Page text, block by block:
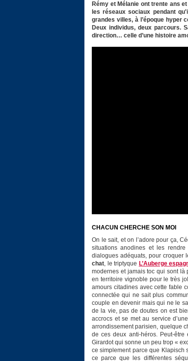
Rémy et Mélanie ont trente ans
les réseaux sociaux pendant
grandes villes, à l’époque hyper
Deux individus, deux parcours.
direction… celle d’une histoire
CHACUN CHERCHE SON MOI
On le sait, et on l’adore pour ça,
situations anodines et les
dialogues adéquats, pour croquer
chat, le triptyque L’Auberge
modernes et jamais toc qui sont là
en territoire vignoble pour le très
amours citadines avec cette fable
connectée qui ne sait plus
couple en devenir mais qui ne le
de la vie, pas de doutes on est
accrocs et se met au service
arrondissement parisien, quelque
de ces deux anti-héros. Peut-
Girardot qui sonne un peu trop «
ce simplement parce que Klapisch
ce parce que les différentes